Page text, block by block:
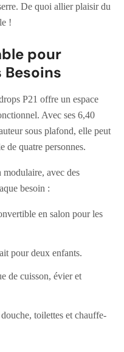
De quoi allier plaisir du
!
pour
Besoins
P21 offre un espace
Avec ses 6,40
sous plafond, elle peut
de quatre personnes.
modulaire, avec des
besoin :
en salon pour les
pour deux enfants.
de cuisson, évier et
toilettes et chauffe-